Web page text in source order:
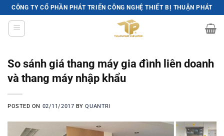
Skip
to
content
CÔNG TY CỔ PHẦN PHÁT TRIỂN CÔNG NGHỆ THIẾT BỊ THUẬN PHÁT
So sánh giá thang máy gia đình liên doanh
và thang máy nhập khẩu
POSTED ON 02/11/2017 BYQUANTRI